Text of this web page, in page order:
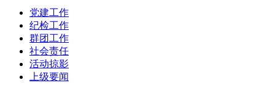
党建工作
纪检工作
群团工作
社会责任
活动掠影
上级要闻